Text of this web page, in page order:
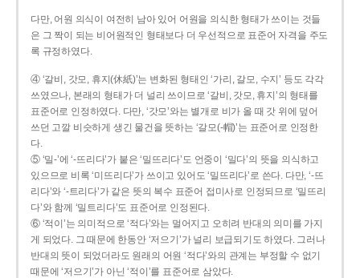
다만, 어원 의식이 여전히 남아 있어 어원을 의식한 형태가 쓰이는 것들
은 그 짝이 되는 비어원적인 형태보다 더 우선적으로 표준어 자격을 주도
록 규정하였다.
④ ‘갈비, 갓모, 휴지(休紙)’는 변화된 형태인 ‘가리, 갈모, 수지’ 등도 각각
쓰였으나, 본래의 형태가 더 널리 쓰이므로 ‘갈비, 갓모, 휴지’의 형태를
표준어로 인정하였다. 다만, ‘갓모’와는 별개로 비가 올 때 갓 위에 덮어
쓰던 고깔 비슷하게 생긴 물건을 뜻하는 ‘갈모(-帽)’는 표준어로 인정한
다.
⑤ ‘밀-’에 ‘-뜨리다’가 붙은 ‘밀뜨리다’도 언중이 ‘밀다’의 뜻을 의식하고
있으므로 비록 ‘미뜨리다’가 쓰이고 있어도 ‘밀뜨리다’로 쓴다. 다만, ‘-뜨
리다’와 ‘-트리다’가 같은 뜻의 복수 표준어 접미사로 인정되므로 ‘밀뜨리
다’와 함께 ‘밀트리다’도 표준어로 인정된다.
⑥ ‘적이’는 의미적으로 ‘적다’와는 멀어지고 오히려 반대의 의미를 가지
게 되었다. 그 때문에 한동안 ‘저으기’가 널리 보급되기도 하였다. 그러나
반대의 뜻이 되었더라도 원래의 어원 ‘적다’와의 관계는 부정할 수 없기
때문에 ‘저으기’가 아닌 ‘적이’를 표준어로 삼았다.